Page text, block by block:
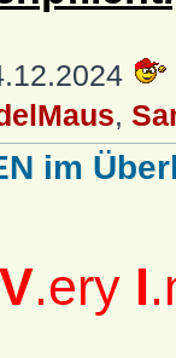
,
im
V.ery I